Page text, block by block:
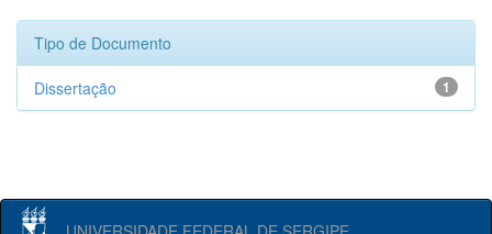
Tipo de Documento
1
Dissertação